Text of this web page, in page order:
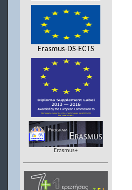
Erasmus-DS-ECTS
Erasmus+